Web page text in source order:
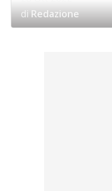
diRedazione